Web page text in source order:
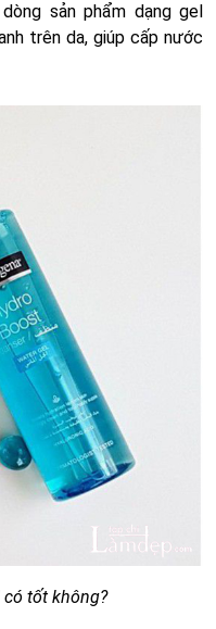
sản phẩm dạng gel
trên da, giúp cấp nước
tốt không?